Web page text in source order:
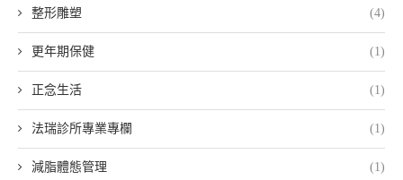
整形雕塑 (4)
更年期保健 (1)
正念生活 (1)
法瑞診所專業專欄 (1)
減脂體態管理 (1)